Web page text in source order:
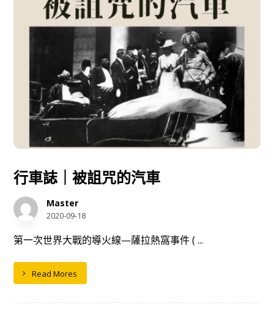
行車誌｜被詛咒的汽車
Master
2020-09-18
第一次世界大戰的導火線—薩拉熱窩事件 ( ...
Read Mores